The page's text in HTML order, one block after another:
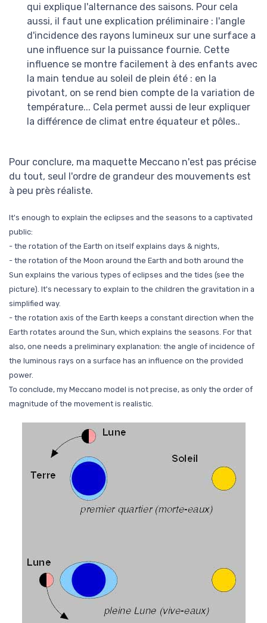
qui explique l'alternance des saisons. Pour cela
aussi, il faut une explication préliminaire : l'angle
d'incidence des rayons lumineux sur une surface a
une influence sur la puissance fournie. Cette
influence se montre facilement à des enfants avec
la main tendue au soleil de plein été : en la
pivotant, on se rend bien compte de la variation de
température... Cela permet aussi de leur expliquer
la différence de climat entre équateur et pôles..
Pour conclure, ma maquette Meccano n'est pas précise
du tout, seul l'ordre de grandeur des mouvements est
à peu près réaliste.
It's enough to explain the eclipses and the seasons to a captivated
public:
- the rotation of the Earth on itself explains days & nights,
- the rotation of the Moon around the Earth and both around the
Sun explains the various types of eclipses and the tides (see the
picture). It's necessary to explain to the children the gravitation in a
simplified way.
- the rotation axis of the Earth keeps a constant direction when the
Earth rotates around the Sun, which explains the seasons. For that
also, one needs a preliminary explanation: the angle of incidence of
the luminous rays on a surface has an influence on the provided
power.
To conclude, my Meccano model is not precise, as only the order of
magnitude of the movement is realistic.